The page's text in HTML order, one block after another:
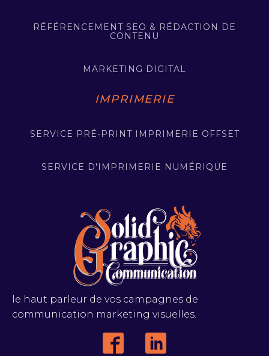
le haut parleur de vos campagnes de
communication marketing visuelles.
RÉFÉRENCEMENT SEO & RÉDACTION DE
CONTENU
MARKETING DIGITAL
IMPRIMERIE
SERVICE PRÉ-PRINT IMPRIMERIE OFFSET
SERVICE D'IMPRIMERIE NUMÉRIQUE